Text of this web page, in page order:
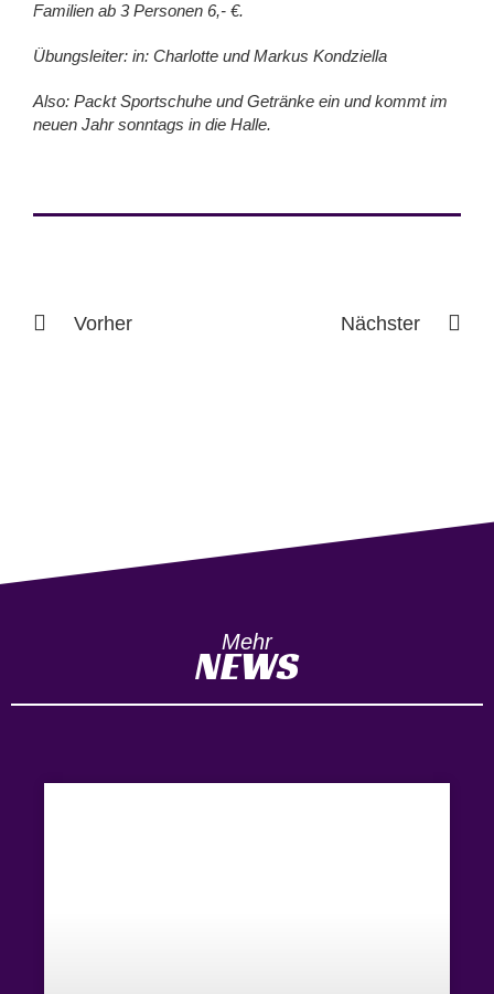
Familien ab 3 Personen 6,- €.
Übungsleiter: in: Charlotte und Markus Kondziella
Also: Packt Sportschuhe und Getränke ein und kommt im
neuen Jahr sonntags in die Halle.
Vorher Nächster
Mehr
NEWS